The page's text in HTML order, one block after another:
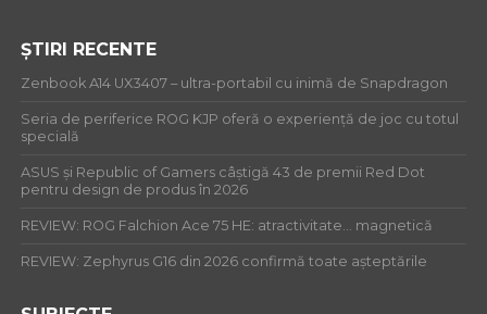
ȘTIRI RECENTE
Zenbook A14 UX3407 – ultra-portabil cu inimă de Snapdragon
Seria de periferice ROG KJP oferă o experiență de joc cu totul
specială
ASUS și Republic of Gamers câștigă 43 de premii Red Dot
pentru design de produs în 2026
REVIEW: ROG Falchion Ace 75 HE: atractivitate… magnetică
REVIEW: Zephyrus G16 din 2026 confirmă toate așteptările